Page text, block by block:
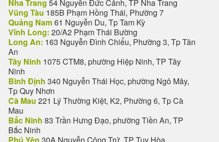
Nha Trang 54 Nguyễn Đức Cảnh, TP Nha Trang
Vũng Tàu 185B Phạm Hồng Thái, Phường 7
Quảng Nam61 Nguyễn Du, Tp Tam Kỳ
Vĩnh Long: 20/A2 Phạm Thái Bường
Long An: 163 Nguyễn Đình Chiểu, Phường 3, Tp Tân
An
Tây Ninh 1075 CTM8, phường Hiệp Ninh, TP Tây
Ninh
Bình Định 340 Nguyễn Thái Học, phường Ngô Mây,
Tp Quy Nhơn
Cà Mau 221 Lý Thường Kiệt, K2, Phường 6, Tp Cà
Mau
Bắc Ninh 83 Trần Hưng Đạo, phường Tiền An, TP
Bắc Ninh